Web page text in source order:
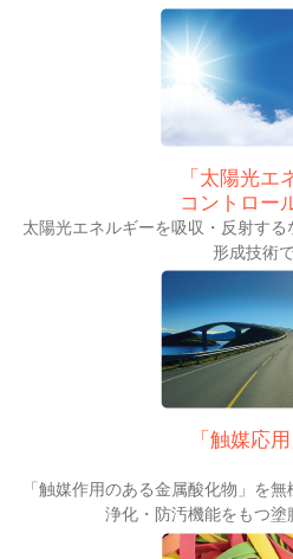
「太陽光エ
コントロー
太陽光エネルギーを吸収・反射す
形成技術で
「触媒応
「触媒作用のある金属酸化物」を
浄化・防汚機能をもつ塗